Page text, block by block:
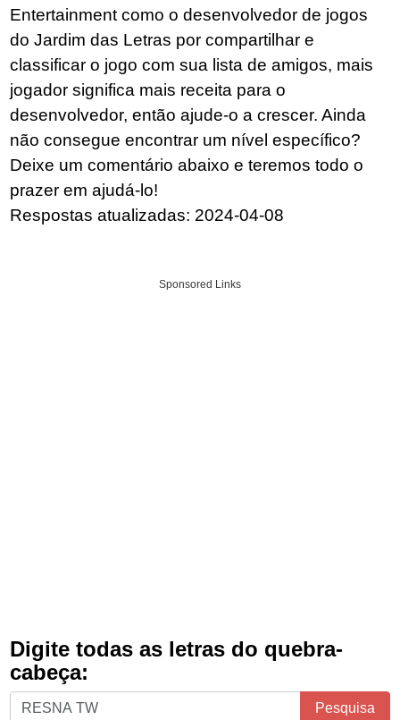
Entertainment como o desenvolvedor de jogos
do Jardim das Letras por compartilhar e
classificar o jogo com sua lista de amigos, mais
jogador significa mais receita para o
desenvolvedor, então ajude-o a crescer. Ainda
não consegue encontrar um nível específico?
Deixe um comentário abaixo e teremos todo o
prazer em ajudá-lo!
Respostas atualizadas: 2024-04-08
Sponsored Links
Digite todas as letras do quebra-
cabeça:
Digite
Pesquisa